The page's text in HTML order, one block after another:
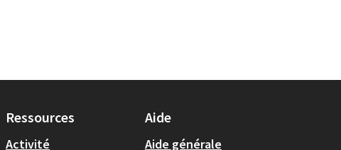
Ressources
Activité
Aide
Aide générale